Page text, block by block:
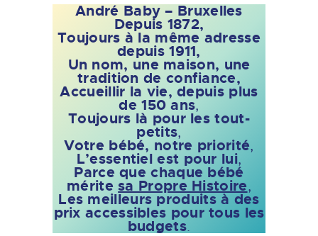
André Baby – Bruxelles
Depuis 1872,
Toujours à la même adresse
depuis 1911,
Un nom, une maison, une
tradition de confiance,
Accueillir la vie, depuis plus
de 150 ans,
Toujours là pour les tout-
petits,
Votre bébé, notre priorité,
L’essentiel est pour lui,
Parce que chaque bébé
méritesa Propre Histoire,
Les meilleurs produits à des
prix accessibles pour tous les
budgets.